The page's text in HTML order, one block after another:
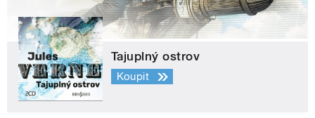
Tajuplný ostrov
Koupit